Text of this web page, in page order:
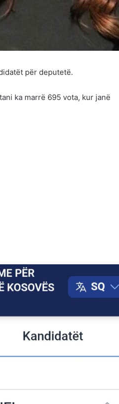
për deputetë.
ka marrë 695 vota, kur janë